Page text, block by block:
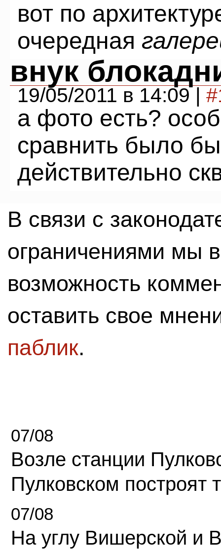
вот по
очередная
внук
19/05/2011 в 14:09 |
а фото есть?
сравнить было
действительно
В связи с
ограничениями мы
возможность
оставить свое
паблик.
07/08
Возле станции
Пулковском построят
07/08
На углу Вишерской и